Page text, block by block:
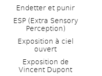
Endetter et punir
ESP (Extra Sensory
Perception)
Exposition à ciel
ouvert
Exposition de
Vincent Dupont